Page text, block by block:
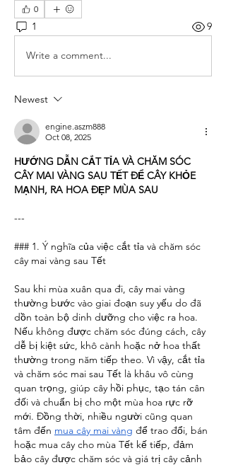
0
1 9
Write a comment...
Newest
engine.aszm888
Oct 08, 2025
HƯỚNG DẪN CẮT TỈA VÀ CHĂM SÓC
CÂY MAI VÀNG SAU TẾT ĐỂ CÂY KHỎE
MẠNH, RA HOA ĐẸP MÙA SAU
---
### 1. Ý nghĩa của việc cắt tỉa và chăm sóc
cây mai vàng sau Tết
Sau khi mùa xuân qua đi, cây mai vàng
thường bước vào giai đoạn suy yếu do đã
dồn toàn bộ dinh dưỡng cho việc ra hoa.
Nếu không được chăm sóc đúng cách, cây
dễ bị kiệt sức, khô cành hoặc nở hoa thất
thường trong năm tiếp theo. Vì vậy, cắt tỉa
và chăm sóc mai sau Tết là khâu vô cùng
quan trọng, giúp cây hồi phục, tạo tán cân
đối và chuẩn bị cho một mùa hoa rực rỡ
mới. Đồng thời, nhiều người cũng quan
tâm đến mua cây mai vàng để trao đổi, bán
hoặc mua cây cho mùa Tết kế tiếp, đảm
bảo cây được chăm sóc và giá trị cây cảnh